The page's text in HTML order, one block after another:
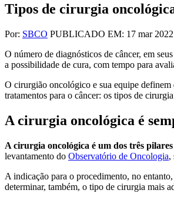
Tipos de cirurgia
Por: SBCO PUBLICADO EM: 17 mar 2022
O número de diagnósticos de câncer, em
a possibilidade de cura, com tempo para
O cirurgião oncológico e sua equipe
tratamentos para o câncer: os tipos de
A cirurgia oncológica é
A cirurgia oncológica é um dos três
levantamento do Observatório de Oncologia,
A indicação para o procedimento, no
determinar, também, o tipo de cirurgia mais